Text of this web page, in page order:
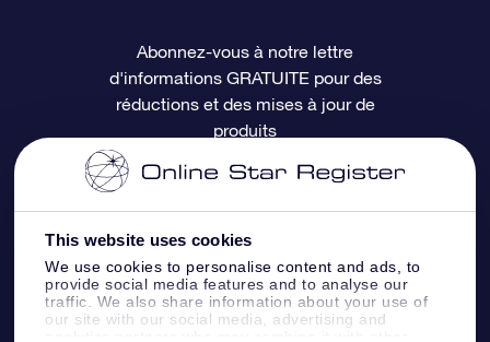
This website uses cookies
We use cookies to personalise content and ads, to
provide social media features and to analyse our
traffic. We also share information about your use of
our site with our social media, advertising and
Questions fréquemment posées
Revues
Carte cadeau OSR
Page d’accueil personnalisée
Appli Voler vers les étoiles
Informations de paiement
Informations d’expédition
Politique de retour
Constellations
Abonnez-vous à notre lettre
d'informations GRATUITE pour des
réductions et des mises à jour de
produits